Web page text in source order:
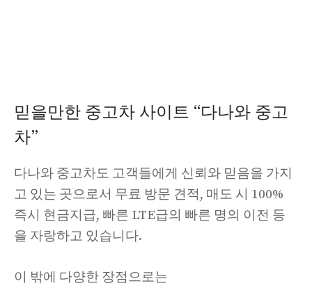
믿을만한 중고차 사이트 “다나와 중고
차”
다나와 중고차도 고객들에게 신뢰와 믿음을 가지
고 있는 곳으로서 무료 방문 견적, 매도 시 100%
즉시 현금지급, 빠른 LTE급의 빠른 명의 이전 등
을 자랑하고 있습니다.
이 밖에 다양한 장점으로는